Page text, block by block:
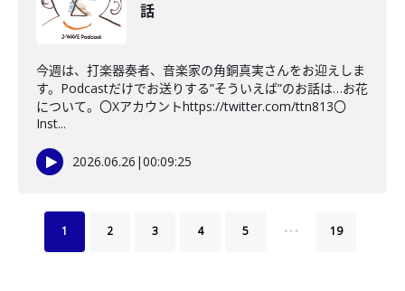
話
今週は、打楽器奏者、音楽家の角銅真実さんをお迎えしま
す。Podcastだけでお送りする”そういえば”のお話は…お花
について。〇Xアカウントhttps://twitter.com/ttn813〇
Inst...
2026.06.26 |00:09:25
1 2 3 4 5 … 19